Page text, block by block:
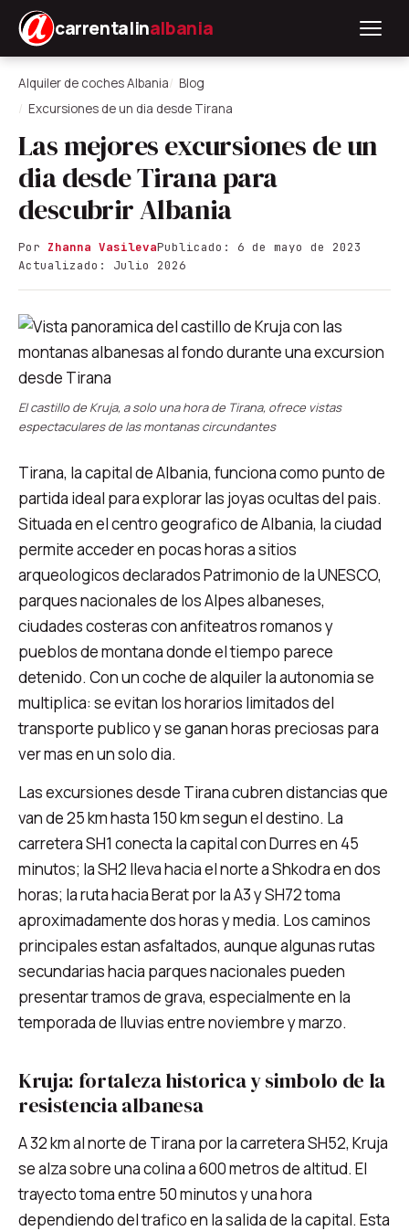
carrentalinalbania
Alquiler de coches Albania
Blog
Excursiones de un dia desde Tirana
Las mejores excursiones de un
dia desde Tirana para
descubrir Albania
Por Zhanna VasilevaPublicado: 6 de mayo de 2023
Actualizado: Julio 2026
El castillo de Kruja, a solo una hora de Tirana, ofrece vistas
espectaculares de las montanas circundantes
Tirana, la capital de Albania, funciona como punto de
partida ideal para explorar las joyas ocultas del pais.
Situada en el centro geografico de Albania, la ciudad
permite acceder en pocas horas a sitios
arqueologicos declarados Patrimonio de la UNESCO,
parques nacionales de los Alpes albaneses,
ciudades costeras con anfiteatros romanos y
pueblos de montana donde el tiempo parece
detenido. Con un coche de alquiler la autonomia se
multiplica: se evitan los horarios limitados del
transporte publico y se ganan horas preciosas para
ver mas en un solo dia.
Las excursiones desde Tirana cubren distancias que
van de 25 km hasta 150 km segun el destino. La
carretera SH1 conecta la capital con Durres en 45
minutos; la SH2 lleva hacia el norte a Shkodra en dos
horas; la ruta hacia Berat por la A3 y SH72 toma
aproximadamente dos horas y media. Los caminos
principales estan asfaltados, aunque algunas rutas
secundarias hacia parques nacionales pueden
presentar tramos de grava, especialmente en la
temporada de lluvias entre noviembre y marzo.
Kruja: fortaleza historica y simbolo de la
resistencia albanesa
A 32 km al norte de Tirana por la carretera SH52, Kruja
se alza sobre una colina a 600 metros de altitud. El
trayecto toma entre 50 minutos y una hora
dependiendo del trafico en la salida de la capital. Esta